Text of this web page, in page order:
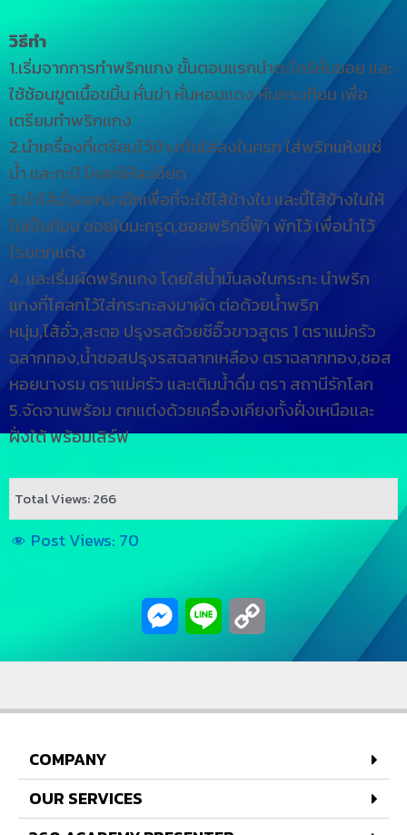
วิธีทำ
1.เริ่มจากการทำพริกแกง ขั้นตอนแรกนำตะไคร้หั่นซอย และ
ใช้ช้อนขูดเนื้อขมิ้น หั่นข่า หั่นหอมแดง หั่นกระเทียม เพื่อ
เตรียมทำพริกแกง
2.นำเครื่องที่เตรียมไว้ข้างต้นใส่ลงในครก ใส่พริกแห้งแช่
น้ำ และกะปิ โคลกให้ละเอียด
3.นำไส้อั่วออกมาฉีกเพื่อที่จะใช้ไส้ข้างใน และบี้ไส้ข้างในให้
ไม่เป็นก้อน ซอยใบมะกรูด,ซอยพริกชี้ฟ้า พักไว้ เพื่อนำไว้
โรยตกแต่ง
4. และเริ่มผัดพริกแกง โดยใส่น้ำมันลงในกระทะ นำพริก
แกงที่โคลกไว้ใส่กระทะลงมาผัด ต่อด้วยน้ำพริก
หนุ่ม,ไส้อั่ว,สะตอ ปรุงรสด้วยซีอิ๊วขาวสูตร 1 ตราแม่ครัว
ฉลากทอง,น้ำซอสปรุงรสฉลากเหลือง ตราฉลากทอง,ซอส
หอยนางรม ตราแม่ครัว และเติมน้ำดื่ม ตรา สถานีรักโลก
5.จัดจานพร้อม ตกแต่งด้วยเครื่องเคียงทั้งฝั่งเหนือและ
ฝั่งใต้ พร้อมเสิร์ฟ
Total Views: 266
Post Views: 70
Messenger
Line
COMPANY
OUR SERVICES